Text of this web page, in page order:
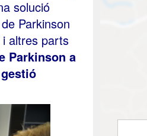
solució
Parkinson
i altres parts
Parkinson a